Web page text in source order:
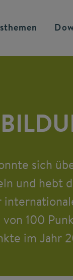
sich
und hebt
100
im Jahr